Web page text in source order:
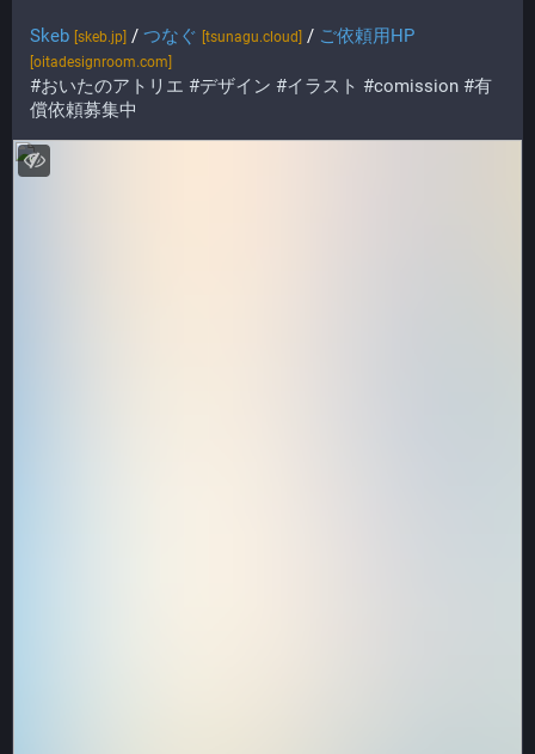
Skeb [skeb.jp] / つなぐ [tsunagu.cloud] / ご依頼用HP
[oitadesignroom.com]
#おいたのアトリエ #デザイン #イラスト #comission #有
償依頼募集中